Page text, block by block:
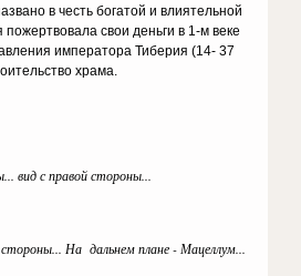
в честь богатой и влиятельной
свои деньги в 1-м веке
императора Тиберия (14- 37
храма.
вид с правой стороны...
стороны... На дальнем плане - Мацеллум...